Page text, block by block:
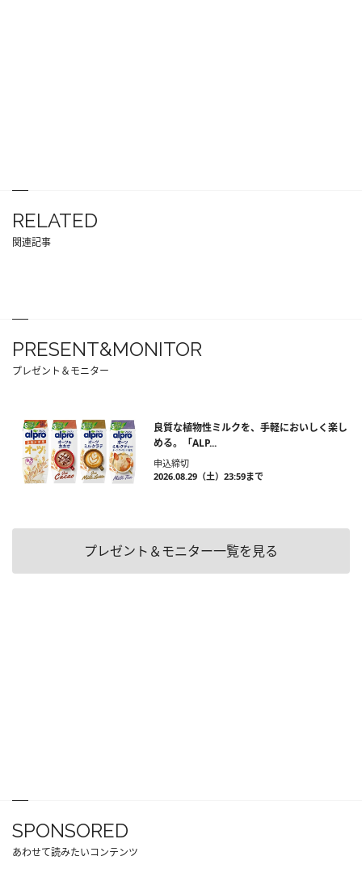
RELATED
関連記事
PRESENT&MONITOR
プレゼント＆モニター
良質な植物性ミルクを、手軽においしく楽し
める。「ALP...
申込締切
2026.08.29（土）23:59まで
プレゼント＆モニター一覧を見る
SPONSORED
あわせて読みたいコンテンツ